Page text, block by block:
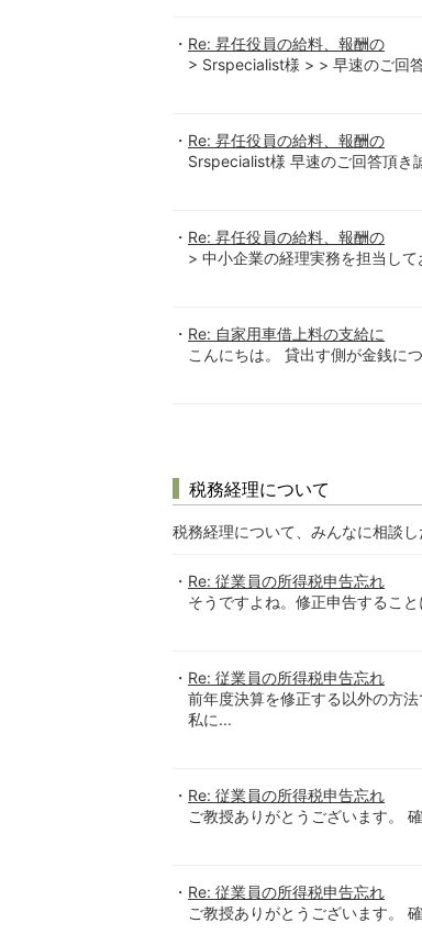
Re: 昇任役員の給料、報酬の
> Srspecialist様 > > 早速のご回
Re: 昇任役員の給料、報酬の
Srspecialist様 早速のご回答頂き
Re: 昇任役員の給料、報酬の
> 中小企業の経理実務を担当し
Re: 自家用車借上料の支給に
こんにちは。 貸出す側が金銭に
税務経理について
税務経理について、みんなに相談
Re: 従業員の所得税申告忘れ
そうですよね。修正申告するこ
Re: 従業員の所得税申告忘れ
前年度決算を修正する以外の方
私に...
Re: 従業員の所得税申告忘れ
ご教授ありがとうございます。
Re: 従業員の所得税申告忘れ
ご教授ありがとうございます。